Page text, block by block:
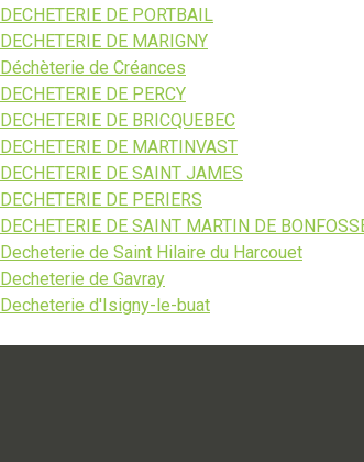
DECHETERIE DE PORTBAIL
DECHETERIE DE MARIGNY
Déchèterie de Créances
DECHETERIE DE PERCY
DECHETERIE DE BRICQUEBEC
DECHETERIE DE MARTINVAST
DECHETERIE DE SAINT JAMES
DECHETERIE DE PERIERS
DECHETERIE DE SAINT MARTIN DE
Decheterie de Saint Hilaire du Harcouet
Decheterie de Gavray
Decheterie d'Isigny-le-buat